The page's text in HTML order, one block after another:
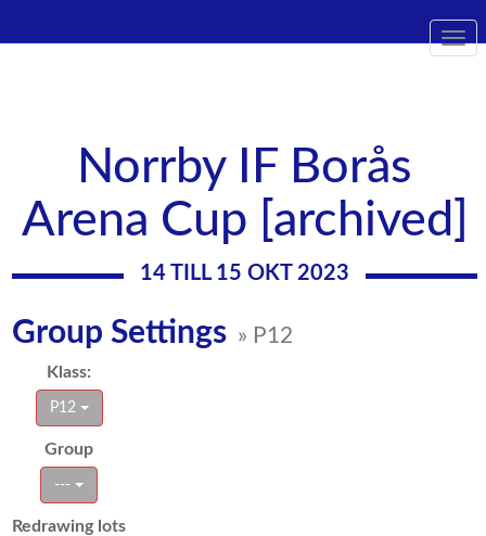
Norrby IF Borås
Arena Cup [archived]
14 TILL 15 OKT 2023
Group Settings » P12
Klass:
P12
Group
---
Redrawing lots